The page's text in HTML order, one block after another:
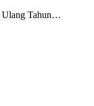
Ulang Tahun…